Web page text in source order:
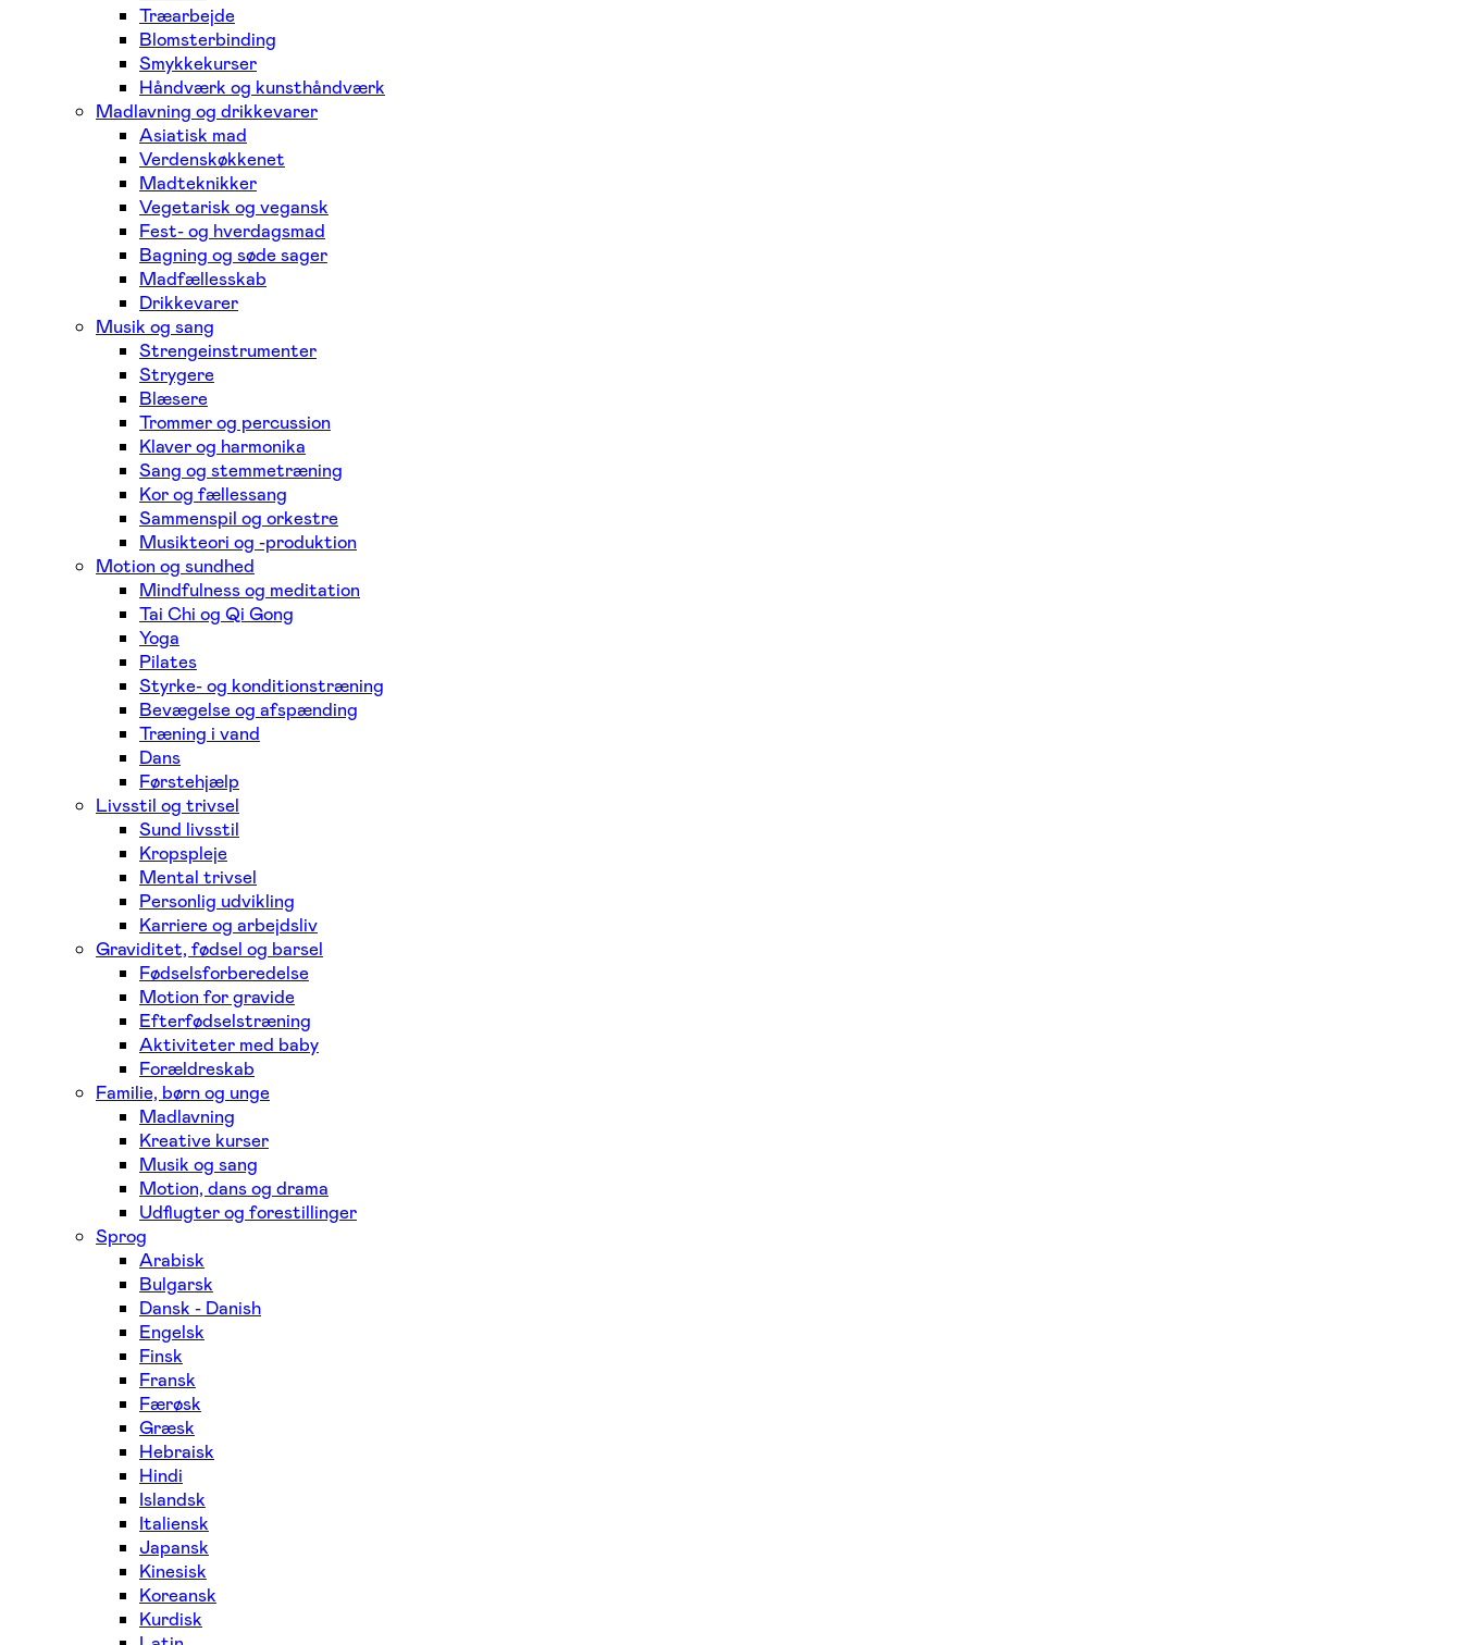
Træarbejde
Blomsterbinding
Smykkekurser
Håndværk og kunsthåndværk
Madlavning og drikkevarer
Asiatisk mad
Verdenskøkkenet
Madteknikker
Vegetarisk og vegansk
Fest- og hverdagsmad
Bagning og søde sager
Madfællesskab
Drikkevarer
Musik og sang
Strengeinstrumenter
Strygere
Blæsere
Trommer og percussion
Klaver og harmonika
Sang og stemmetræning
Kor og fællessang
Sammenspil og orkestre
Musikteori og -produktion
Motion og sundhed
Mindfulness og meditation
Tai Chi og Qi Gong
Yoga
Pilates
Styrke- og konditionstræning
Bevægelse og afspænding
Træning i vand
Dans
Førstehjælp
Livsstil og trivsel
Sund livsstil
Kropspleje
Mental trivsel
Personlig udvikling
Karriere og arbejdsliv
Graviditet, fødsel og barsel
Fødselsforberedelse
Motion for gravide
Efterfødselstræning
Aktiviteter med baby
Forældreskab
Familie, børn og unge
Madlavning
Kreative kurser
Musik og sang
Motion, dans og drama
Udflugter og forestillinger
Sprog
Arabisk
Bulgarsk
Dansk - Danish
Engelsk
Finsk
Fransk
Færøsk
Græsk
Hebraisk
Hindi
Islandsk
Italiensk
Japansk
Kinesisk
Koreansk
Kurdisk